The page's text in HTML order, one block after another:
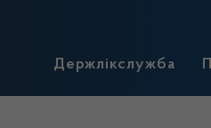
Держлікслужба